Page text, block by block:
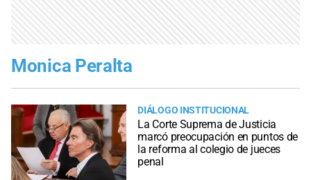
Monica Peralta
DIÁLOGO INSTITUCIONAL
La Corte Suprema de Justicia
marcó preocupación en puntos de
la reforma al colegio de jueces
penal